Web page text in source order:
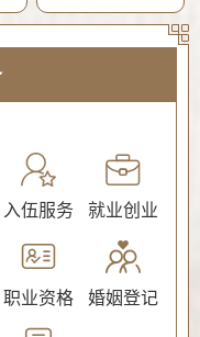
入伍服务 就业创业
职业资格 婚姻登记